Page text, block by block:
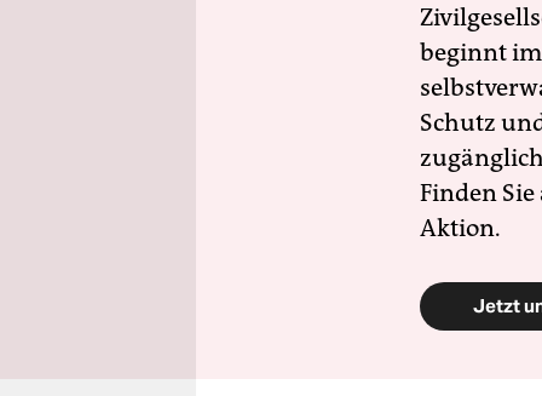
beginnt
Schutz
Finden
Aktion.
Jetzt